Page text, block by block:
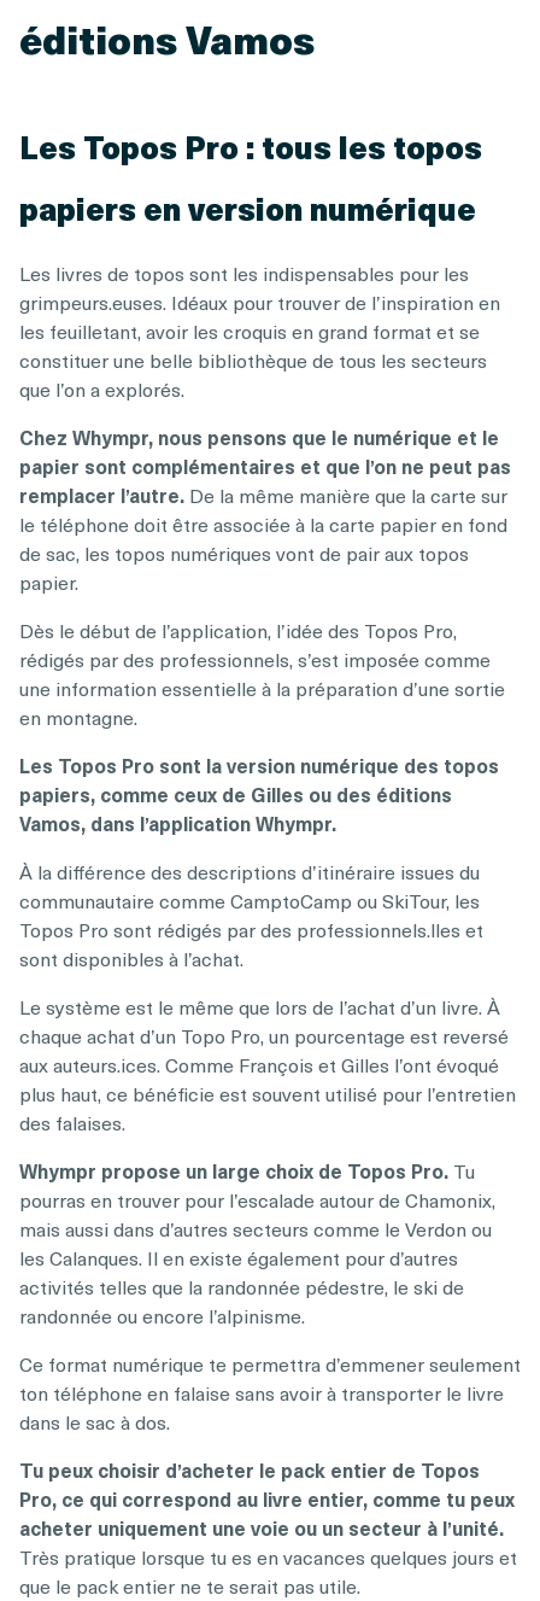
éditions Vamos
Les Topos Pro : tous les topos
papiers en version numérique
Les livres de topos sont les indispensables pour les
grimpeurs.euses. Idéaux pour trouver de l’inspiration en
les feuilletant, avoir les croquis en grand format et se
constituer une belle bibliothèque de tous les secteurs
que l’on a explorés.
Chez Whympr, nous pensons que le numérique et le
papier sont complémentaires et que l’on ne peut pas
remplacer l’autre. De la même manière que la carte sur
le téléphone doit être associée à la carte papier en fond
de sac, les topos numériques vont de pair aux topos
papier.
Dès le début de l’application, l’idée des Topos Pro,
rédigés par des professionnels, s’est imposée comme
une information essentielle à la préparation d’une sortie
en montagne.
Les Topos Pro sont la version numérique des topos
papiers, comme ceux de Gilles ou des éditions
Vamos, dans l’application Whympr.
À la différence des descriptions d’itinéraire issues du
communautaire comme CamptoCamp ou SkiTour, les
Topos Pro sont rédigés par des professionnels.lles et
sont disponibles à l’achat.
Le système est le même que lors de l’achat d’un livre. À
chaque achat d’un Topo Pro, un pourcentage est reversé
aux auteurs.ices. Comme François et Gilles l’ont évoqué
plus haut, ce bénéficie est souvent utilisé pour l’entretien
des falaises.
Whympr propose un large choix de Topos Pro. Tu
pourras en trouver pour l’escalade autour de Chamonix,
mais aussi dans d’autres secteurs comme le Verdon ou
les Calanques. Il en existe également pour d’autres
activités telles que la randonnée pédestre, le ski de
randonnée ou encore l’alpinisme.
Ce format numérique te permettra d’emmener seulement
ton téléphone en falaise sans avoir à transporter le livre
dans le sac à dos.
Tu peux choisir d’acheter le pack entier de Topos
Pro, ce qui correspond au livre entier, comme tu peux
acheter uniquement une voie ou un secteur à l’unité.
Très pratique lorsque tu es en vacances quelques jours et
que le pack entier ne te serait pas utile.